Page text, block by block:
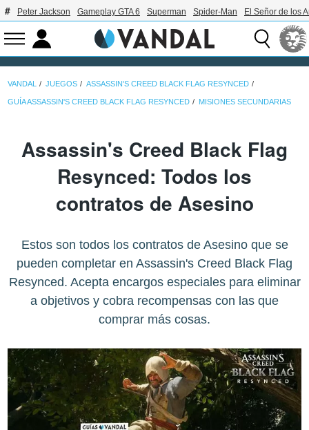
Peter Jackson Gameplay GTA 6 Superman Spider-Man El Señor de los
VANDAL JUEGOS ASSASSIN'S CREED BLACK FLAG RESYNCED
GUÍA ASSASSIN'S CREED BLACK FLAG RESYNCED MISIONES SECUNDARIAS
Assassin's Creed Black Flag
Resynced: Todos los
contratos de Asesino
Estos son todos los contratos de Asesino que se
pueden completar en Assassin's Creed Black Flag
Resynced. Acepta encargos especiales para eliminar
a objetivos y cobra recompensas con las que
comprar más cosas.